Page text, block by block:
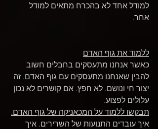
למודל אחד לא בהכרח מתאים למודל
אחר.
ללמוד את גוף האדם
כאשר אנחנו מתעסקים בחבלים חשוב
להבין שאנחנו מתעסקים עם גוף האדם. זה
יצור חי ונושם. לא חפץ. אם קושרים לא נכון
עלולים לפצוע.
תבקשו ללמוד על המכאניקה של גוף האדם.
איך עובדים התנועות של השרירים. איך